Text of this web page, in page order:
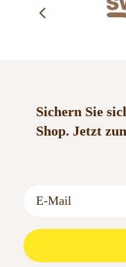
Sichern Sie
Shop. Jetzt